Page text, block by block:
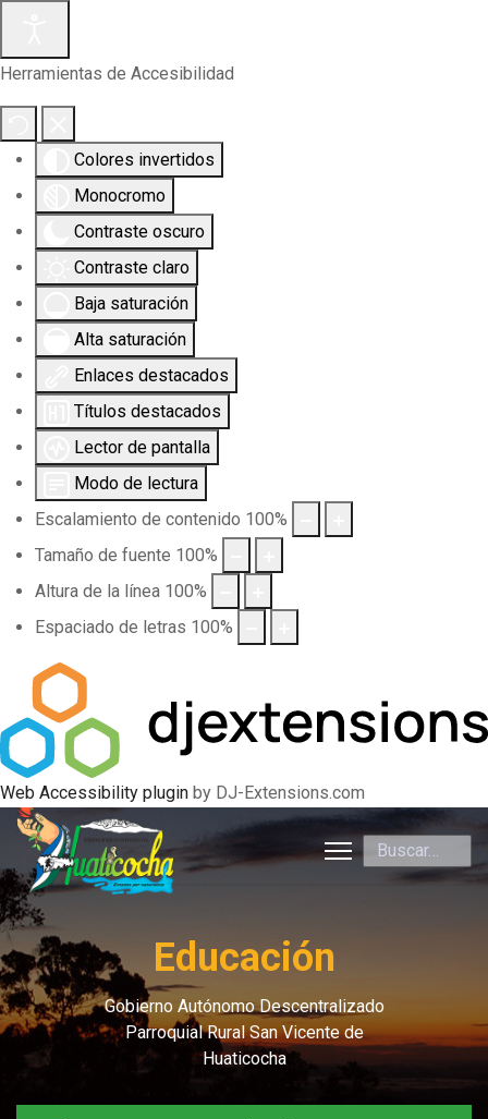
Herramientas de Accesibilidad
Colores invertidos
Monocromo
Contraste oscuro
Contraste claro
Baja saturación
Alta saturación
Enlaces destacados
Títulos destacados
Lector de pantalla
Modo de lectura
Escalamiento de contenido 100%
Tamaño de fuente 100%
Altura de la línea 100%
Espaciado de letras 100%
Web Accessibility plugin by DJ-Extensions.com
Buscar
Educación
Gobierno Autónomo Descentralizado
Parroquial Rural San Vicente de
Huaticocha